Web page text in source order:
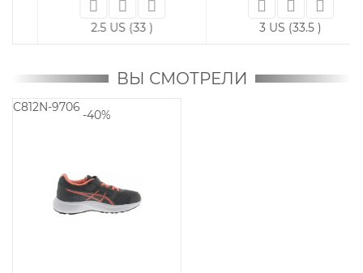
2.5 US (33 ) 3 US (33.5 )
ВЫ СМОТРЕЛИ
C812N-9706
-40%